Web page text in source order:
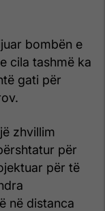
bombën e
cila tashmë ka
gati për
zhvillim
për
për të
në distanca